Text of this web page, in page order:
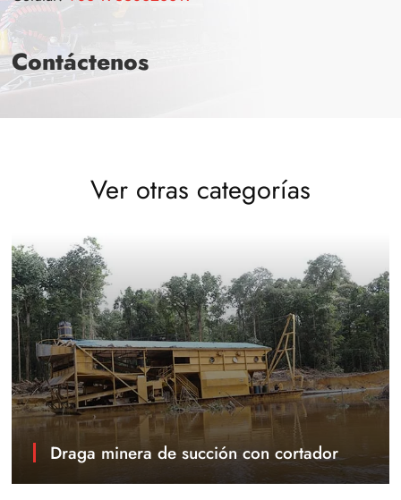
Contáctenos
Ver otras categorías
Draga minera de succión con cortador